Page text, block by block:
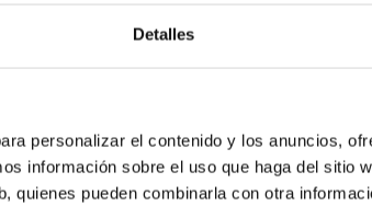
Detalles
personalizar el contenido y los anuncios,
información sobre el uso que haga del sitio
quienes pueden combinarla con otra
opciones que hay en el mercado. Además los
que lo hacen pesado en el